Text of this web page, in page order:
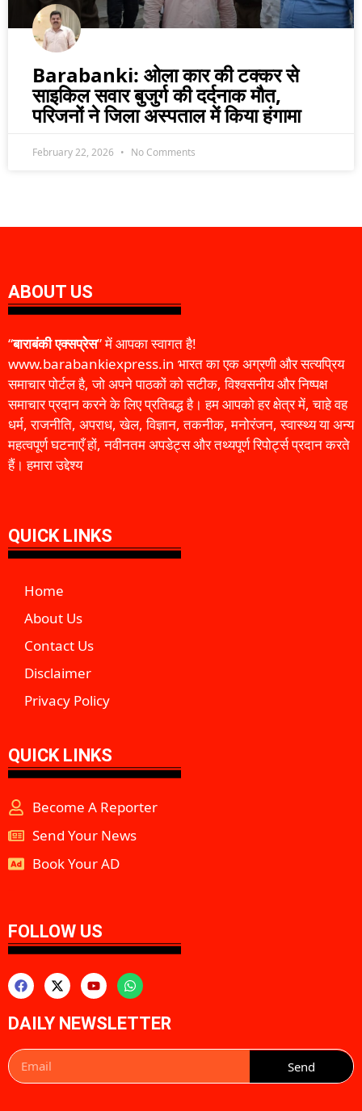
Barabanki: ओला कार की टक्कर से
साइकिल सवार बुजुर्ग की दर्दनाक मौत,
परिजनों ने जिला अस्पताल में किया हंगामा
February 22, 2026 No Comments
ABOUT US
“बाराबंकी एक्सप्रेस” में आपका स्वागत है!
www.barabankiexpress.in भारत का एक अग्रणी और सत्यप्रिय
समाचार पोर्टल है, जो अपने पाठकों को सटीक, विश्वसनीय और निष्पक्ष
समाचार प्रदान करने के लिए प्रतिबद्ध है। हम आपको हर क्षेत्र में, चाहे वह
धर्म, राजनीति, अपराध, खेल, विज्ञान, तकनीक, मनोरंजन, स्वास्थ्य या अन्य
महत्वपूर्ण घटनाएँ हों, नवीनतम अपडेट्स और तथ्यपूर्ण रिपोर्ट्स प्रदान करते
हैं। हमारा उद्देश्य
QUICK LINKS
Home
About Us
Contact Us
Disclaimer
Privacy Policy
QUICK LINKS
Become A Reporter
Send Your News
Book Your AD
FOLLOW US
DAILY NEWSLETTER
Send